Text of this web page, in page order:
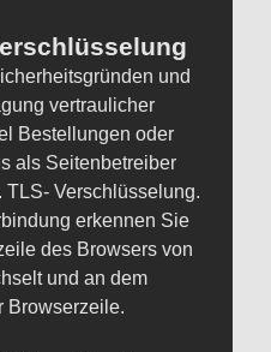
und
vertraulicher
Bestellungen oder
als Seitenbetreiber
Verschlüsselung.
erkennen Sie
des Browsers von
und an dem
Browserzeile.